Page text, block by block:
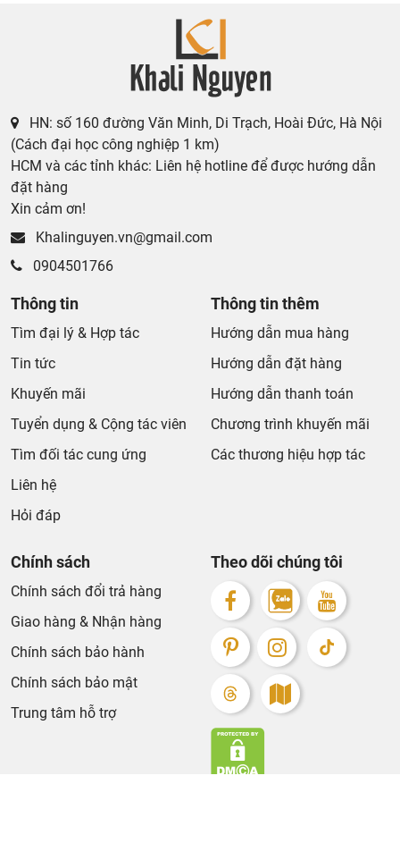
HN: số 160 đường Văn Minh, Di Trạch, Hoài Đức, Hà Nội
(Cách đại học công nghiệp 1 km)
HCM và các tỉnh khác: Liên hệ hotline để được hướng dẫn
đặt hàng
Xin cảm ơn!
Khalinguyen.vn@gmail.com
0904501766
Thông tin
Tìm đại lý & Hợp tác
Tin tức
Khuyến mãi
Tuyển dụng & Cộng tác viên
Tìm đối tác cung ứng
Liên hệ
Hỏi đáp
Thông tin thêm
Hướng dẫn mua hàng
Hướng dẫn đặt hàng
Hướng dẫn thanh toán
Chương trình khuyến mãi
Các thương hiệu hợp tác
Chính sách
Chính sách đổi trả hàng
Giao hàng & Nhận hàng
Chính sách bảo hành
Chính sách bảo mật
Trung tâm hỗ trợ
Theo dõi chúng tôi